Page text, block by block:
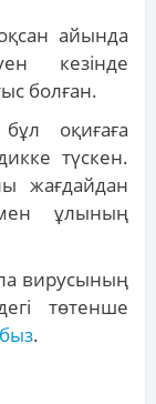
айында
кезінде
болған.
оқиғаға
түскен.
жағдайдан
ұлының
вирусының
төтенше
.